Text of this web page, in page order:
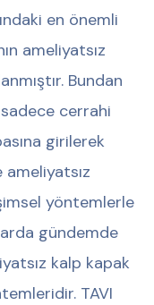
en önemli
ameliyatsız
Bundan
cerrahi
girilerek
yöntemlerle
gündemde
kalp kapak
TAVI